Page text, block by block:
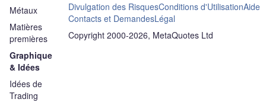
Métaux
Matières
premières
Graphique
& Idées
Idées de
Trading
Divulgation des RisquesConditions d'UtilisationAide
Contacts et DemandesLégal
Copyright 2000-2026, MetaQuotes Ltd